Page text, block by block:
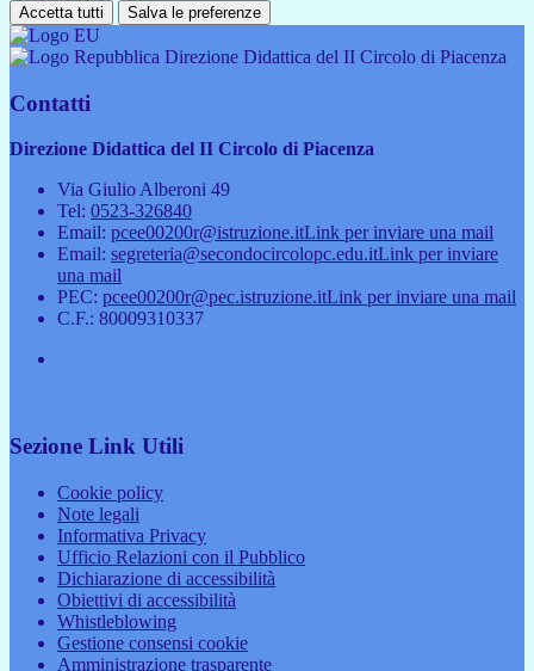
Accetta tutti Salva le preferenze
Direzione Didattica del II Circolo di Piacenza
Contatti
Direzione Didattica del II Circolo di Piacenza
Via Giulio Alberoni 49
Tel: 0523-326840
Email: pcee00200r@istruzione.itLink per inviare una mail
Email: segreteria@secondocircolopc.edu.itLink per inviare
una mail
PEC: pcee00200r@pec.istruzione.itLink per inviare una mail
C.F.: 80009310337
Sezione Link Utili
Cookie policy
Note legali
Informativa Privacy
Ufficio Relazioni con il Pubblico
Dichiarazione di accessibilità
Obiettivi di accessibilità
Whistleblowing
Gestione consensi cookie
Amministrazione trasparente